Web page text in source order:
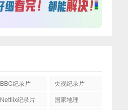
BBC纪录片
央视纪录片
Netflix纪录片
国家地理